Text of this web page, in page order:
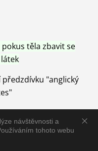
návštěvnosti a
tohoto webu
těla zbavit se
"anglický
neutralizací a